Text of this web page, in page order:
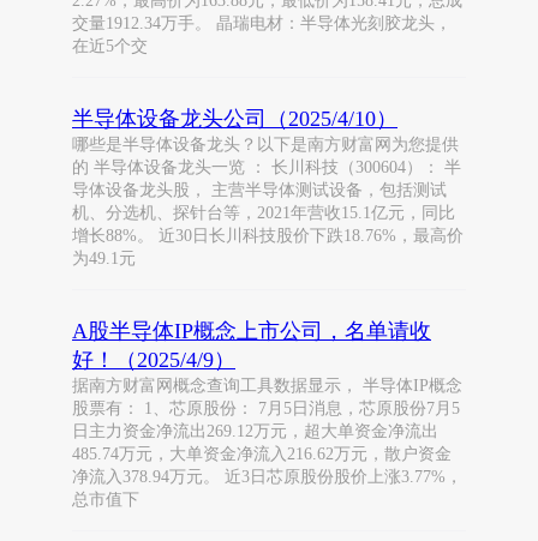
交量1912.34万手。 晶瑞电材：半导体光刻胶龙头，
在近5个交
半导体设备龙头公司（2025/4/10）
哪些是半导体设备龙头？以下是南方财富网为您提供
的 半导体设备龙头一览 ： 长川科技（300604）： 半
导体设备龙头股， 主营半导体测试设备，包括测试
机、分选机、探针台等，2021年营收15.1亿元，同比
增长88%。 近30日长川科技股价下跌18.76%，最高价
为49.1元
A股半导体IP概念上市公司，名单请收
好！（2025/4/9）
据南方财富网概念查询工具数据显示， 半导体IP概念
股票有： 1、芯原股份： 7月5日消息，芯原股份7月5
日主力资金净流出269.12万元，超大单资金净流出
485.74万元，大单资金净流入216.62万元，散户资金
净流入378.94万元。 近3日芯原股份股价上涨3.77%，
总市值下